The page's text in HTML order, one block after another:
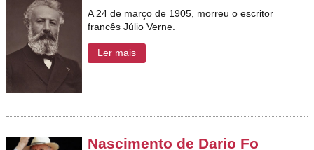
A 24 de março de 1905, morreu o escritor
francês Júlio Verne.
Ler mais
Nascimento de Dario Fo